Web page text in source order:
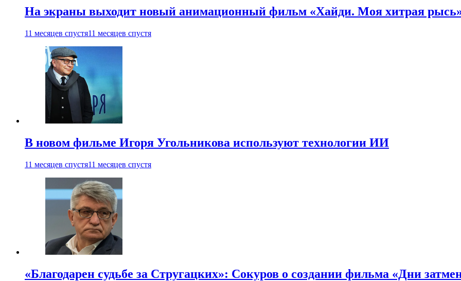
На экраны выходит новый анимационный фильм «Хайди. Моя хитрая
11 месяцев спустя11 месяцев спустя
В новом фильме Игоря Угольникова используют технологии ИИ
11 месяцев спустя11 месяцев спустя
«Благодарен судьбе за Стругацких»: Сокуров о создании фильма «Дни